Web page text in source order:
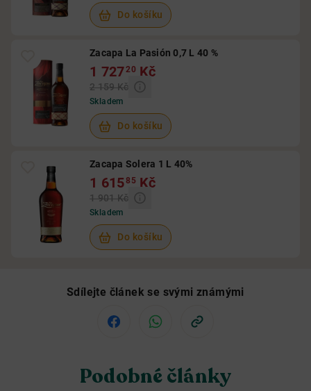
Do košíku
Zacapa La Pasión 0,7 L 40 %
1 72720 Kč
2 159 Kč
Skladem
Do košíku
Zacapa Solera 1 L 40%
1 61585 Kč
1 901 Kč
Skladem
Do košíku
Sdílejte článek se svými známými
Podobné články